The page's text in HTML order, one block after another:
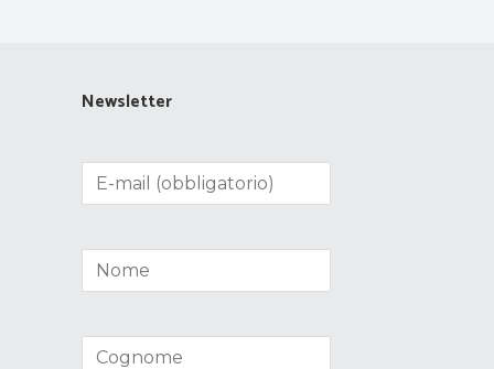
Newsletter